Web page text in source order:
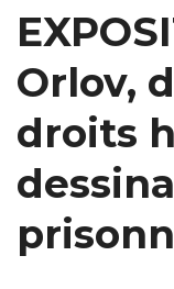
Orlov,
droits